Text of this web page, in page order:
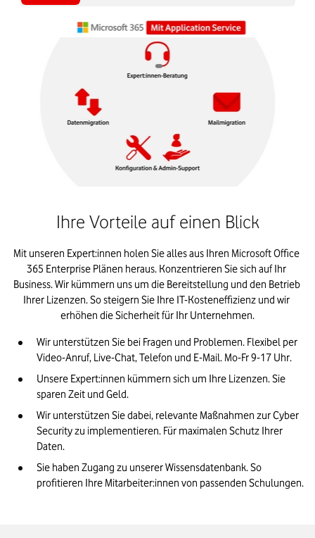
Ihre Vorteile auf einen Blick
Mit unseren Expert:innen holen Sie alles aus Ihren Microsoft Office
365 Enterprise Plänen heraus. Konzentrieren Sie sich auf Ihr
Business. Wir kümmern uns um die Bereitstellung und den Betrieb
Ihrer Lizenzen. So steigern Sie Ihre IT-Kosteneffizienz und wir
erhöhen die Sicherheit für Ihr Unternehmen.
Wir unterstützen Sie bei Fragen und Problemen. Flexibel per
Video-Anruf, Live-Chat, Telefon und E-Mail. Mo-Fr 9-17 Uhr.
Unsere Expert:innen kümmern sich um Ihre Lizenzen. Sie
sparen Zeit und Geld.
Wir unterstützen Sie dabei, relevante Maßnahmen zur Cyber
Security zu implementieren. Für maximalen Schutz Ihrer
Daten.
Sie haben Zugang zu unserer Wissensdatenbank. So
profitieren Ihre Mitarbeiter:innen von passenden Schulungen.